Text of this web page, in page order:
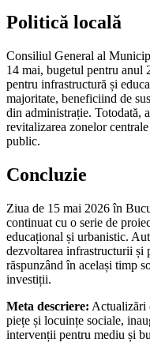
Politică locală
Consiliul General al
14 mai, bugetul pentru anul
pentru infrastructură și
majoritate, beneficiind de
din administrație. Totodată,
revitalizarea zonelor
public.
Concluzie
Ziua de 15 mai 2026 în
continuat cu o serie de
educațional și urbanistic.
dezvoltarea infrastructurii și
răspunzând în același timp
investiții.
Meta descriere: Actualizări
piețe și locuințe sociale,
intervenții pentru mediu și